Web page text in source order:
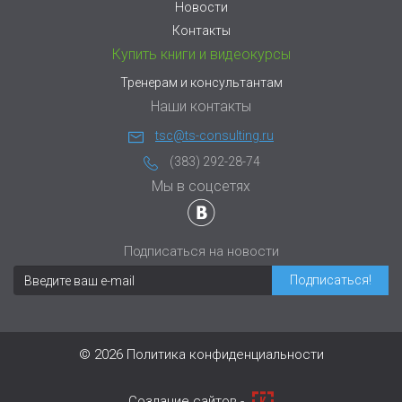
Новости
Контакты
Купить книги и видеокурсы
Тренерам и консультантам
Наши контакты
tsc@ts-consulting.ru
(383) 292-28-74
Мы в соцсетях
Подписаться на новости
© 2026 Политика конфиденциальности